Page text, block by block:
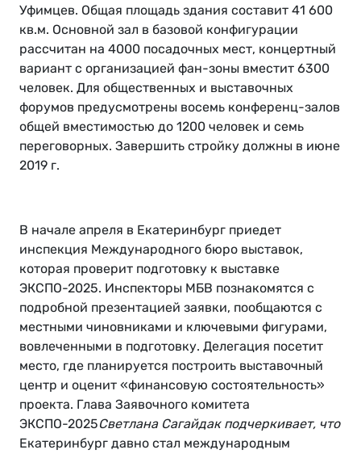
Уфимцев. Общая площадь здания составит 41 600
кв.м. Основной зал в базовой конфигурации
рассчитан на 4000 посадочных мест, концертный
вариант с организацией фан-зоны вместит 6300
человек. Для общественных и выставочных
форумов предусмотрены восемь конференц-залов
общей вместимостью до 1200 человек и семь
переговорных. Завершить стройку должны в июне
2019 г.
В начале апреля в Екатеринбург приедет
инспекция Международного бюро выставок,
которая проверит подготовку к выставке
ЭКСПО-2025. Инспекторы МБВ познакомятся с
подробной презентацией заявки, пообщаются с
местными чиновниками и ключевыми фигурами,
вовлеченными в подготовку. Делегация посетит
место, где планируется построить выставочный
центр и оценит «финансовую состоятельность»
проекта. Глава Заявочного комитета
ЭКСПО-2025Светлана Сагайдак подчеркивает, что
Екатеринбург давно стал международным